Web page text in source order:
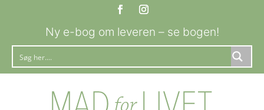
Ny e-bog om leveren – se bogen!